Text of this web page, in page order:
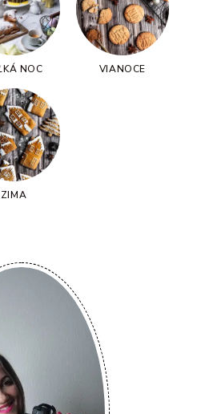
NOC VIANOCE
ZIMA